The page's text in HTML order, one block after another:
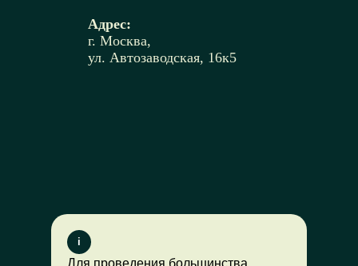
Адрес:
г. Москва,
ул. Автозаводская, 16к5
i
Для проведения большинства